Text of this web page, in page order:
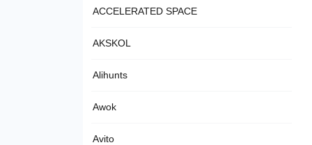
ACCELERATED SPACE
AKSKOL
Alihunts
Awok
Avito